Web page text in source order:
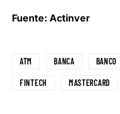
Fuente: Actinver
ATM BANCA BANCO
FINTECH MASTERCARD